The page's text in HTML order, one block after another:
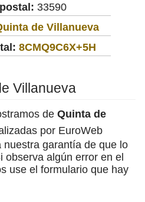
33590
de Villanueva
8CMQ9C6X+5H
Villanueva
de Quinta de
por EuroWeb
nuestra garantía de que lo
observa algún error en el
use el formulario que hay